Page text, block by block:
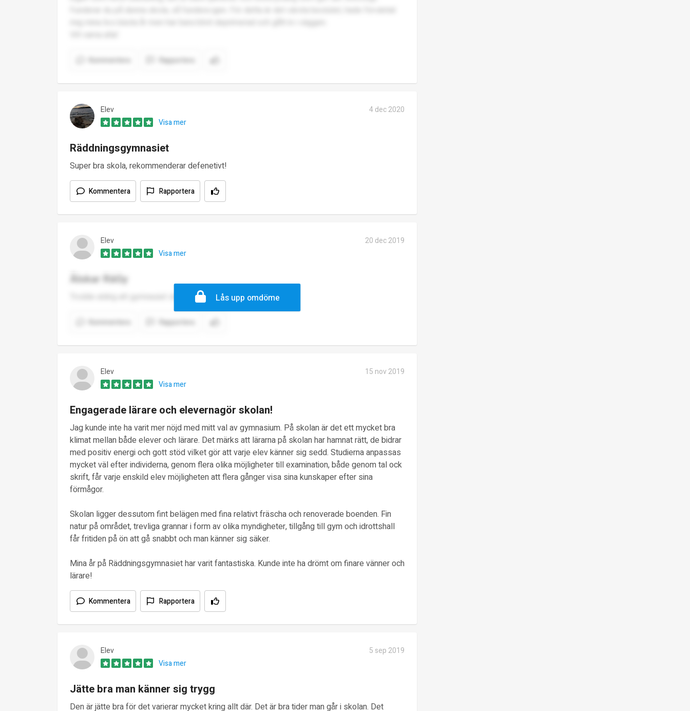
Rapportera
Elev
4 dec 2020
Visa mer
Räddningsgymnasiet
Super bra skola, rekommenderar defenetivt!
Kommentera Rapportera
Elev
20 dec 2019
Visa mer
Älskar RäGy
Trodde aldrig att gymnasiet skulle vara såhär givande och roligt.
Rapportera
Lås upp omdöme
Elev
15 nov 2019
Visa mer
Engagerade lärare och elevernagör skolan!
Jag kunde inte ha varit mer nöjd med mitt val av gymnasium. På skolan är det ett mycket bra
klimat mellan både elever och lärare. Det märks att lärarna på skolan har hamnat rätt, de bidrar
med positiv energi och gott stöd vilket gör att varje elev känner sig sedd. Studierna anpassas
mycket väl efter individerna, genom flera olika möjligheter till examination, både genom tal ock
skrift, får varje enskild elev möjligheten att flera gånger visa sina kunskaper efter sina
förmågor.
Skolan ligger dessutom fint belägen med fina relativt fräscha och renoverade boenden. Fin
natur på området, trevliga grannar i form av olika myndigheter, tillgång till gym och idrottshall
får fritiden på ön att gå snabbt och man känner sig säker.
Mina år på Räddningsgymnasiet har varit fantastiska. Kunde inte ha drömt om finare vänner och
lärare!
Kommentera Rapportera
Elev
5 sep 2019
Visa mer
Jätte bra man känner sig trygg
Den är jätte bra för det varierar mycket kring allt där. Det är bra tider man går i skolan. Det